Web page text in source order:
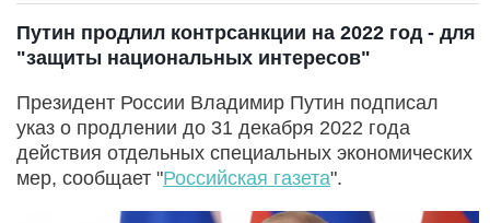
Путин продлил контрсанкции на 2022 год - для
"защиты национальных интересов"
Президент России Владимир Путин подписал
указ о продлении до 31 декабря 2022 года
действия отдельных специальных экономических
мер, сообщает "Российская газета".